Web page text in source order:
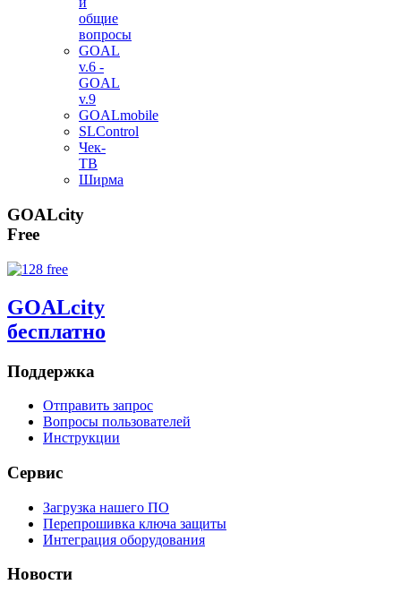
общие
вопросы
GOAL
v.6 -
GOAL
v.9
GOALmobile
SLControl
Чек-
ТВ
Ширма
GOALcity
Free
GOALcity
бесплатно
Поддержка
Отправить запрос
Вопросы пользователей
Инструкции
Сервис
Загрузка нашего ПО
Перепрошивка ключа защиты
Интеграция оборудования
Новости